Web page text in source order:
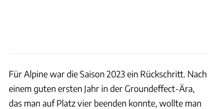
Für Alpine war die Saison 2023 ein Rückschritt. Nach
einem guten ersten Jahr in der Groundeffect-Ära,
das man auf Platz vier beenden konnte, wollte man